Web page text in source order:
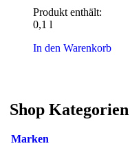
Produkt enthält:
0,1 l
In den Warenkorb
Shop Kategorien
Marken